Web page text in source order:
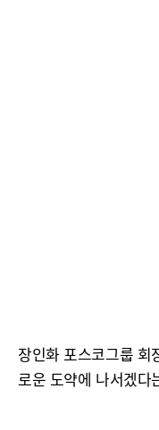
장인화 포스코그룹 회
로운 도약에 나서겠다